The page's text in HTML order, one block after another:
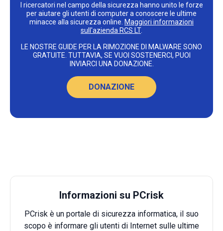
I ricercatori nel campo della sicurezza hanno unito le forze
per aiutare gli utenti di computer a conoscere le ultime
minacce alla sicurezza online. Maggiori informazioni
sull'azienda RCS LT.
LE NOSTRE GUIDE PER LA RIMOZIONE DI MALWARE SONO
GRATUITE. TUTTAVIA, SE VUOI SOSTENERCI, PUOI
INVIARCI UNA DONAZIONE.
DONAZIONE
Informazioni su PCrisk
PCrisk è un portale di sicurezza informatica, il suo
scopo è informare gli utenti di Internet sulle ultime